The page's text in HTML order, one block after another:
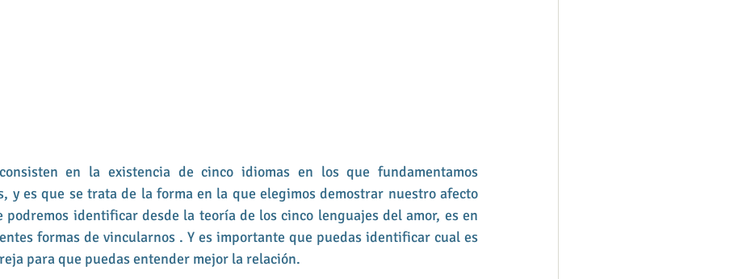
en la existencia de cinco idiomas en los que fundamentamos
y es que se trata de la forma en la que elegimos demostrar nuestro afecto
podremos identificar desde la teoría de los cinco lenguajes del amor, es en
formas de vincularnos . Y es importante que puedas identificar cual es
para que puedas entender mejor la relación.